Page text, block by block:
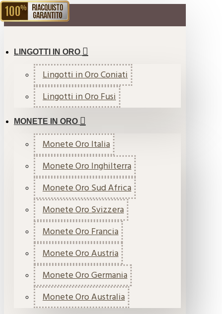
MENU
LINGOTTI IN ORO
Lingotti in Oro Coniati
Lingotti in Oro Fusi
MONETE IN ORO
Monete Oro Italia
Monete Oro Inghilterra
Monete Oro Sud Africa
Monete Oro Svizzera
Monete Oro Francia
Monete Oro Austria
Monete Oro Germania
Monete Oro Australia
RIACQUISTO GARANTITO